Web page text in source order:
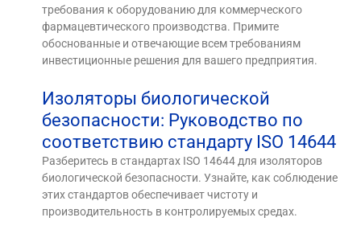
требования к оборудованию для коммерческого
фармацевтического производства. Примите
обоснованные и отвечающие всем требованиям
инвестиционные решения для вашего предприятия.
Изоляторы биологической
безопасности: Руководство по
соответствию стандарту ISO 14644
Разберитесь в стандартах ISO 14644 для изоляторов
биологической безопасности. Узнайте, как соблюдение
этих стандартов обеспечивает чистоту и
производительность в контролируемых средах.